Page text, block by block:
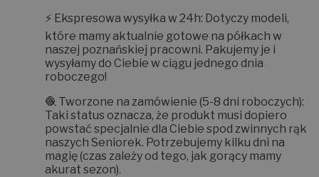
⚡ Ekspresowa wysyłka w 24h: Dotyczy modeli,
które mamy aktualnie gotowe na półkach w
naszej poznańskiej pracowni. Pakujemy je i
wysyłamy do Ciebie w ciągu jednego dnia
roboczego!
🧶 Tworzone na zamówienie (5-8 dni roboczych):
Taki status oznacza, że produkt musi dopiero
powstać specjalnie dla Ciebie spod zwinnych rąk
naszych Seniorek. Potrzebujemy kilku dni na
magię (czas zależy od tego, jak gorący mamy
akurat sezon).